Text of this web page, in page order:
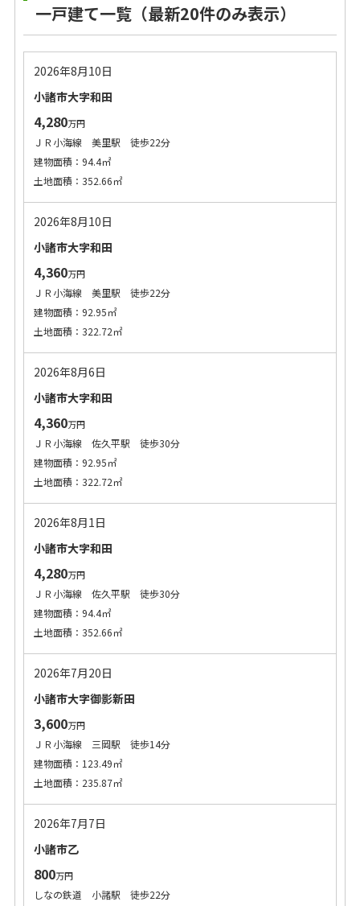
一戸建て一覧（最新20件のみ表示）
2026年8月10日
小諸市大字和田
4,280万円
ＪＲ小海線 美里駅 徒歩22分
建物面積：94.4㎡
土地面積：352.66㎡
2026年8月10日
小諸市大字和田
4,360万円
ＪＲ小海線 美里駅 徒歩22分
建物面積：92.95㎡
土地面積：322.72㎡
2026年8月6日
小諸市大字和田
4,360万円
ＪＲ小海線 佐久平駅 徒歩30分
建物面積：92.95㎡
土地面積：322.72㎡
2026年8月1日
小諸市大字和田
4,280万円
ＪＲ小海線 佐久平駅 徒歩30分
建物面積：94.4㎡
土地面積：352.66㎡
2026年7月20日
小諸市大字御影新田
3,600万円
ＪＲ小海線 三岡駅 徒歩14分
建物面積：123.49㎡
土地面積：235.87㎡
2026年7月7日
小諸市乙
800万円
しなの鉄道 小諸駅 徒歩22分